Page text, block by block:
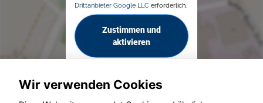
Drittanbieter Google LLC erforderlich.
Zustimmen und
aktivieren
Wir verwenden Cookies